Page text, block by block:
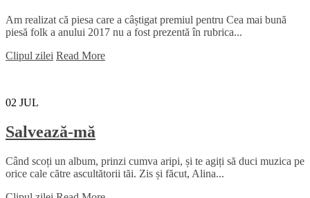
Am realizat că piesa care a câștigat premiul pentru Cea mai bună
piesă folk a anului 2017 nu a fost prezentă în rubrica...
Clipul zilei Read More
02 JUL
Salvează-mă
Când scoți un album, prinzi cumva aripi, și te agiți să duci muzica pe
orice cale către ascultătorii tăi. Zis și făcut, Alina...